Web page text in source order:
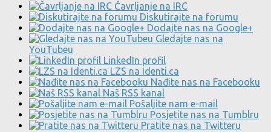
Čavrljanje na IRC
Diskutirajte na forumu
Dodajte nas na Google+
Gledajte nas na
YouTubeu
LinkedIn profil
LZS na Identi.ca
Nađite nas na Facebooku
Naš RSS kanal
Pošaljite nam e-mail
Posjetite nas na Tumblru
Pratite nas na Twitteru